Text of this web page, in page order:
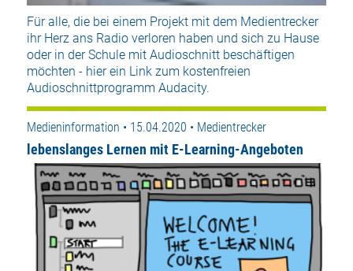
Für alle, die bei einem Projekt mit dem Medientrecker
ihr Herz ans Radio verloren haben und sich zu Hause
oder in der Schule mit Audioschnitt beschäftigen
möchten - hier ein Link zum kostenfreien
Audioschnittprogramm Audacity.
Medieninformation • 15.04.2020 • Medientrecker
lebenslanges Lernen mit E-Learning-Angeboten